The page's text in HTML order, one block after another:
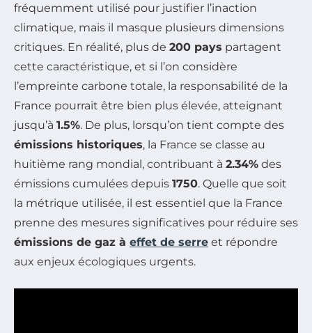
fréquemment utilisé pour justifier l’inaction
climatique, mais il masque plusieurs dimensions
critiques. En réalité, plus de 200 pays partagent
cette caractéristique, et si l’on considère
l’empreinte carbone totale, la responsabilité de la
France pourrait être bien plus élevée, atteignant
jusqu’à 1.5%. De plus, lorsqu’on tient compte des
émissions historiques, la France se classe au
huitième rang mondial, contribuant à 2.34% des
émissions cumulées depuis 1750. Quelle que soit
la métrique utilisée, il est essentiel que la France
prenne des mesures significatives pour réduire ses
émissions de gaz à effet de serre et répondre
aux enjeux écologiques urgents.